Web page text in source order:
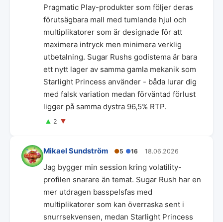
Pragmatic Play-produkter som följer deras
förutsägbara mall med tumlande hjul och
multiplikatorer som är designade för att
maximera intryck men minimera verklig
utbetalning. Sugar Rushs godistema är bara
ett nytt lager av samma gamla mekanik som
Starlight Princess använder - båda lurar dig
med falsk variation medan förväntad förlust
ligger på samma dystra 96,5% RTP.
▲ 2 ▼
Mikael Sundström ●5 ●16 18.06.2026
Jag bygger min session kring volatility-
profilen snarare än temat. Sugar Rush har en
mer utdragen basspelsfas med
multiplikatorer som kan överraska sent i
snurrsekvensen, medan Starlight Princess